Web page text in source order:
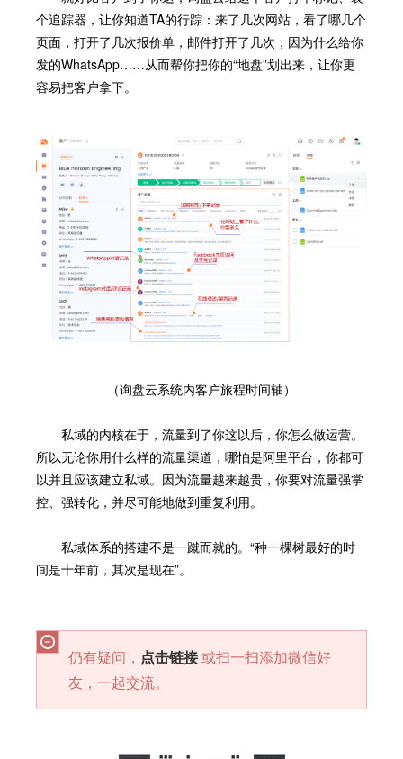
个追踪器，让你知道TA的行踪：来了几次网站，看了哪几个
页面，打开了几次报价单，邮件打开了几次，因为什么给你
发的WhatsApp……从而帮你把你的“地盘”划出来，让你更
容易把客户拿下。
（询盘云系统内客户旅程时间轴）
私域的内核在于，流量到了你这以后，你怎么做运营。
所以无论你用什么样的流量渠道，哪怕是阿里平台，你都可
以并且应该建立私域。因为流量越来越贵，你要对流量强掌
控、强转化，并尽可能地做到重复利用。
私域体系的搭建不是一蹴而就的。“种一棵树最好的时
间是十年前，其次是现在”。
仍有疑问， 点击链接或扫一扫添加微信好
友，一起交流。